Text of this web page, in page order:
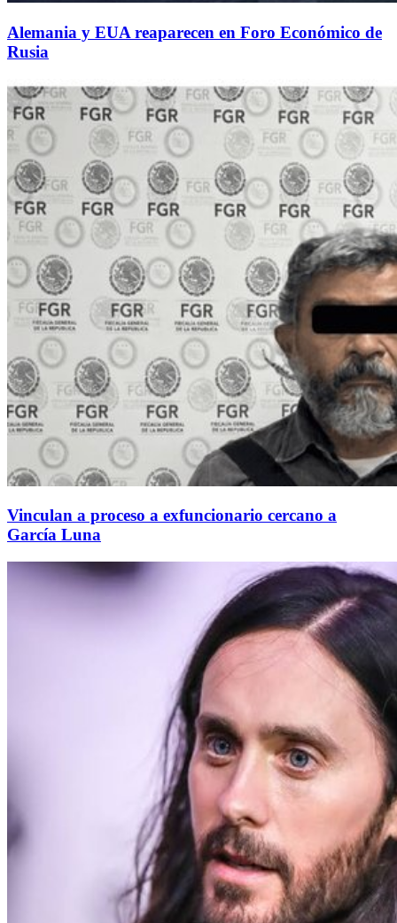
Alemania y EUA reaparecen en Foro Económico de
Rusia
Vinculan a proceso a exfuncionario cercano a
García Luna